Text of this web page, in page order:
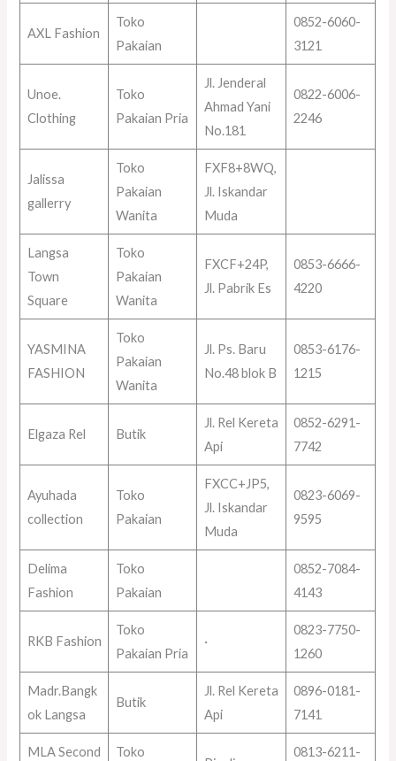
AXL Fashion
Toko
Pakaian
0852-6060-
3121
Unoe.
Clothing
Toko
Pakaian Pria
Jl. Jenderal
Ahmad Yani
No.181
0822-6006-
2246
Jalissa
gallerry
Toko
Pakaian
Wanita
FXF8+8WQ,
Jl. Iskandar
Muda
Langsa
Town
Square
Toko
Pakaian
Wanita
FXCF+24P,
Jl. Pabrik Es
0853-6666-
4220
YASMINA
FASHION
Toko
Pakaian
Wanita
Jl. Ps. Baru
No.48 blok B
0853-6176-
1215
Elgaza Rel Butik
Jl. Rel Kereta
Api
0852-6291-
7742
Ayuhada
collection
Toko
Pakaian
FXCC+JP5,
Jl. Iskandar
Muda
0823-6069-
9595
Delima
Fashion
Toko
Pakaian
0852-7084-
4143
RKB Fashion
Toko
Pakaian Pria
·
0823-7750-
1260
Madr.Bangk
ok Langsa
Butik
Jl. Rel Kereta
Api
0896-0181-
7141
MLA Second Toko 0813-6211-